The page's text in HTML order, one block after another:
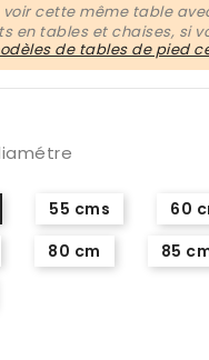
voir cette même table
en tables et chaises, si
de tables de pied
55 cms 60
80 cm 85